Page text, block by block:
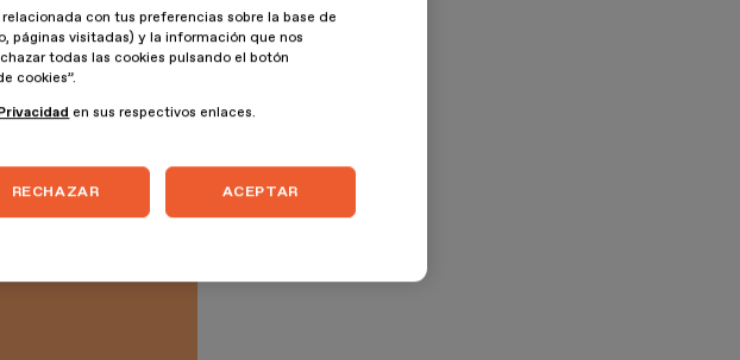
que antes se
tiempo, he
desarrolla un
stands para los
en el trabajo
con tus preferencias sobre la base de
páginas visitadas) y la información que nos
todas las cookies pulsando el botón
cookies”.
en sus respectivos enlaces.
RECHAZAR ACEPTAR